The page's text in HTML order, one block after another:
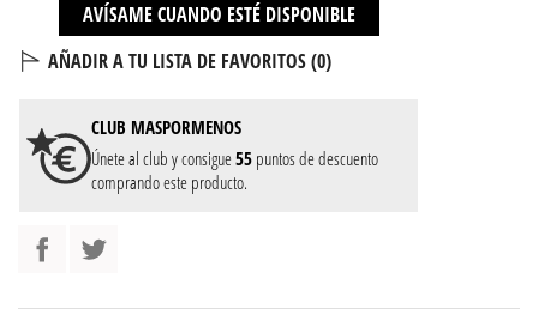
AVÍSAME CUANDO ESTÉ DISPONIBLE
AÑADIR A TU LISTA DE FAVORITOS (0)
CLUB MASPORMENOS
Únete al club y consigue55 puntos de descuento
comprando este producto.